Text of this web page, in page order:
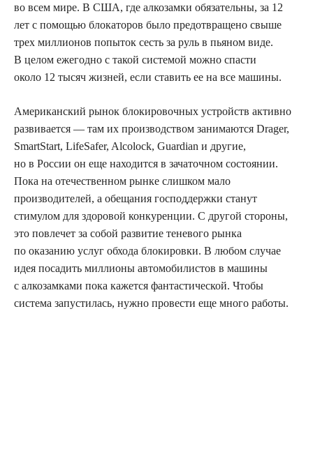
во всем мире. В США, где алкозамки обязательны, за 12
лет с помощью блокаторов было предотвращено свыше
трех миллионов попыток сесть за руль в пьяном виде.
В целом ежегодно с такой системой можно спасти
около 12 тысяч жизней, если ставить ее на все машины.
Американский рынок блокировочных устройств активно
развивается — там их производством занимаются Drager,
SmartStart, LifeSafer, Alcolock, Guardian и другие,
но в России он еще находится в зачаточном состоянии.
Пока на отечественном рынке слишком мало
производителей, а обещания господдержки станут
стимулом для здоровой конкуренции. С другой стороны,
это повлечет за собой развитие теневого рынка
по оказанию услуг обхода блокировки. В любом случае
идея посадить миллионы автомобилистов в машины
с алкозамками пока кажется фантастической. Чтобы
система запустилась, нужно провести еще много работы.